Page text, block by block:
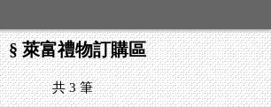
§ 萊富禮物訂購區
共3筆